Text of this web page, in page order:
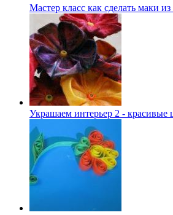
Мастер класс как сделать маки
Украшаем интерьер 2 - красивые